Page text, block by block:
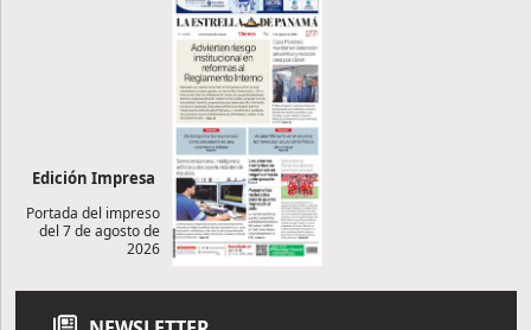
Edición Impresa
Portada del impreso
del 7 de agosto de
2026